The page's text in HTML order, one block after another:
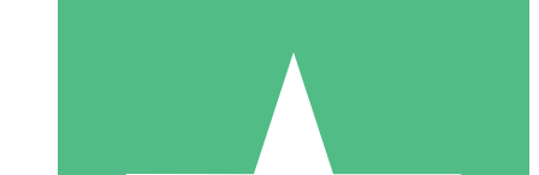
10 Downloads
20 00